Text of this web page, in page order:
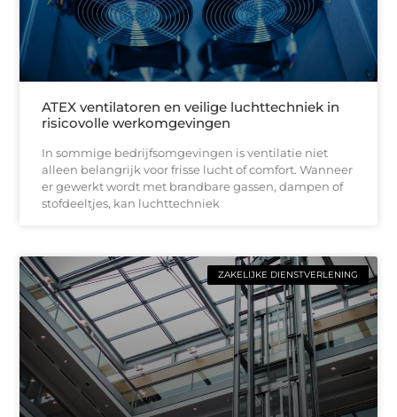
ATEX ventilatoren en veilige luchttechniek in
risicovolle werkomgevingen
In sommige bedrijfsomgevingen is ventilatie niet
alleen belangrijk voor frisse lucht of comfort. Wanneer
er gewerkt wordt met brandbare gassen, dampen of
stofdeeltjes, kan luchttechniek
ZAKELIJKE DIENSTVERLENING